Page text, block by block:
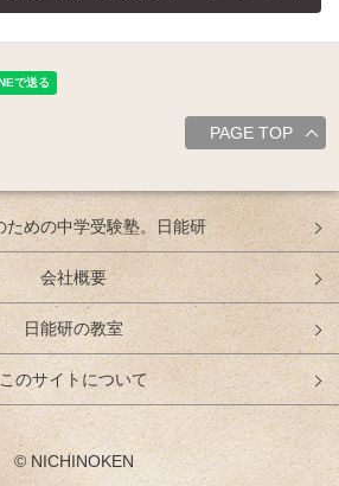
PAGE TOP
ための中学受験塾。日能研
会社概要
日能研の教室
このサイトについて
© NICHINOKEN